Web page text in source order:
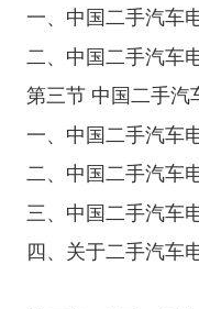
一、中国二手汽车
二、中国二手汽车
第三节 中国二手汽
一、中国二手汽车
二、中国二手汽车
三、中国二手汽车
四、关于二手汽车